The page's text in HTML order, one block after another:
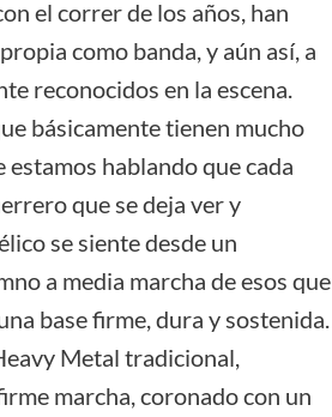
el correr de los años, han
como banda, y aún así, a
reconocidos en la escena.
básicamente tienen mucho
hablando que cada
que se deja ver y
se siente desde un
a media marcha de esos que
base firme, dura y sostenida.
Metal tradicional,
marcha, coronado con un